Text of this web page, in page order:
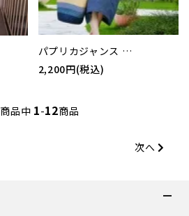
パプリカジャンス …
2,200円(税込)
商品中 1-12商品
次へ